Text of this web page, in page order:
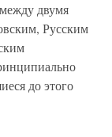
двумя
Русским
до этого